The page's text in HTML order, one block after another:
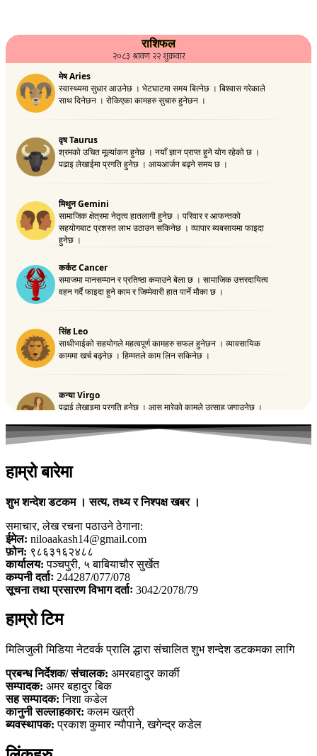
हाम्रो बारेमा
शुभ शन्देश डटकम । सत्य, तथ्य र निश्पक्ष खबर ।
समाचार, लेख रचना पठाउने ठेगाना:
ईमेल: niloaakash14@gmail.com
फ़ोन: ९८६३१६२४८८
कार्यालय: पञ्चपुरी, ५ बाबियाचौर सुर्खेत
कम्पनी दर्ताः 244287/077/078
सूचना तथा प्रसारण विभाग दर्ताः 3042/2078/79
हाम्रो टिम
मिलिजुली मिडिया नेटवर्क प्रालि द्धारा संचालित शुभ शन्देश डटकमका लागि
प्रबन्ध निर्देशक/ संचालक: अमरबहादुर कार्की
सम्पादक: अमर बहादुर बिक
सह सम्पादक: निशा कडेल
कानुनी सल्लाहकार: कलम खत्री
ब्यवस्थापक:प्रकाश कुमार न्याैपाने, खगेन्द्र कडेल